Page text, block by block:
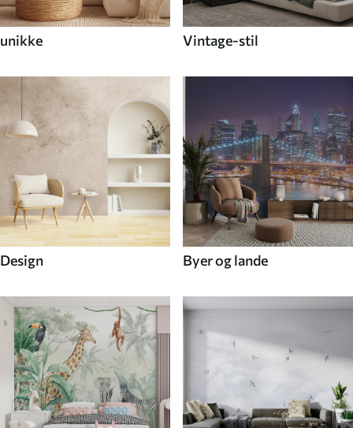
unikke Vintage-stil
Design Byer og lande